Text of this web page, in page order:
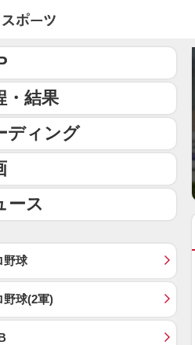
・結果
ディング
ース
野球
野球(2軍)